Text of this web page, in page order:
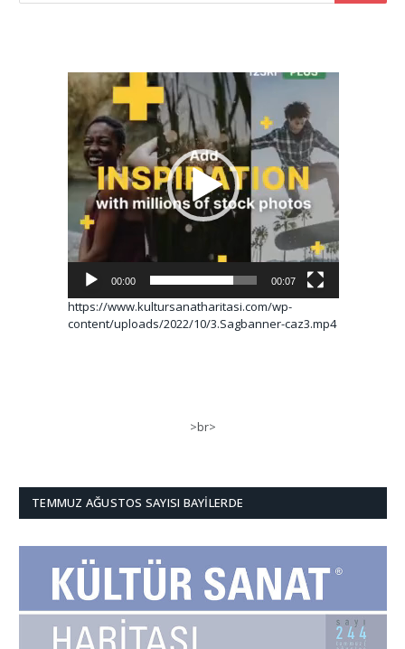
Video
oynatıcı
00:00 00:07
https://www.kultursanatharitasi.com/wp-
content/uploads/2022/10/3.Sagbanner-caz3.mp4
>br>
TEMMUZ AĞUSTOS SAYISI BAYILERDE